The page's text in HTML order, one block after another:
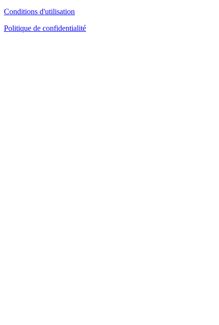
Conditions d'utilisation
Politique de confidentialité